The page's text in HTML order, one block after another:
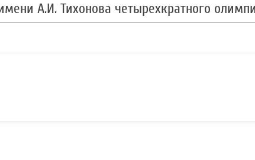
А.И. Тихонова четырехкратного